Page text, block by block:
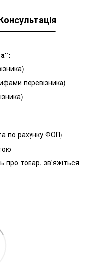
перевізника)
по рахунку ФОП)
про товар, зв'яжіться